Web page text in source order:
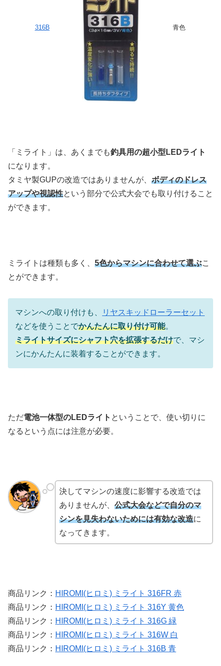
316B 青色
「ミライト」は、あくまでも釣具用の超小型LEDライト
になります。
タミヤ製GUPの改造ではありませんが、 ボディのドレス
アップや視認性という部分で公式大会でも取り付けること
ができます。
ミライトは種類も多く、 5色からマシンに合わせて選ぶこ
とができます。
マシンへの取り付けも、
リヤスキッドローラーセット
などを使うことでかんたんに取り付け可能。
ミライトサイズにシャフト穴を拡張するだけで、マシ
ンにかんたんに装着することができます。
ただ電池一体型のLEDライト ということで、使い切りに
なるという点には注意が必要。
決してマシンの速度に影響する改造では
ありませんが、 公式大会などで自分のマ
シンを見失わないためには有効な改造に
なってきます。
商品リンク： HIROMI(ヒロミ) ミライト 316FR 赤
商品リンク： HIROMI(ヒロミ) ミライト 316Y 黄色
商品リンク： HIROMI(ヒロミ) ミライト 316G 緑
商品リンク： HIROMI(ヒロミ) ミライト 316W 白
商品リンク： HIROMI(ヒロミ) ミライト 316B 青